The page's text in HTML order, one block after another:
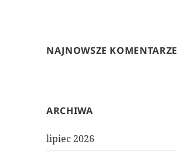
NAJNOWSZE KOMENTARZE
ARCHIWA
lipiec 2026